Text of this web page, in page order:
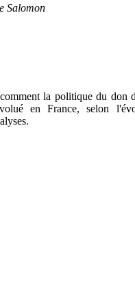
Salomon
la politique du don
en France, selon